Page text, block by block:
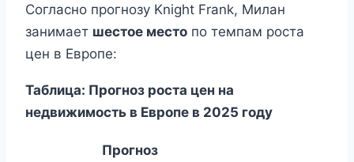
Согласно прогнозу Knight Frank, Милан
занимает шестое место по темпам роста
цен в Европе:
Таблица: Прогноз роста цен на
недвижимость в Европе в 2025 году
Прогноз